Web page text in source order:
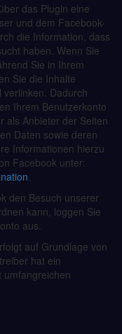
das Plugin eine
und dem Facebook-
die Information, dass
haben. Wenn Sie
Sie in Ihrem
Sie die Inhalte
Dadurch
Ihrem Benutzerkonto
als Anbieter der Seiten
Daten sowie deren
Informationen hierzu
Facebook unter:
.
den Besuch unserer
kann, loggen Sie
aus.
auf Grundlage von
hat ein
umfangreichen